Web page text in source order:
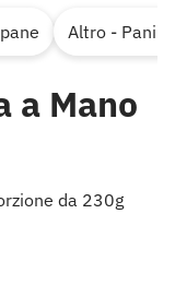
Altro -
a Mano
da 230g